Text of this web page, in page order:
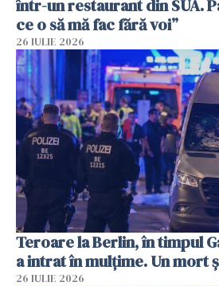
într-un restaurant din SUA.
ce o să mă fac fără voi”
26 IULIE 2026
Teroare la Berlin, în timpul
a intrat în mulțime. Un mort
26 IULIE 2026